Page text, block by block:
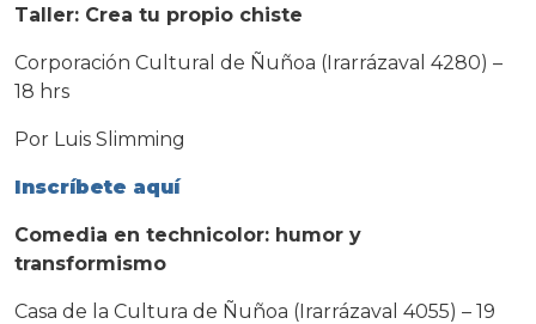
Taller: Crea tu propio chiste
Corporación Cultural de Ñuñoa (Irarrázaval 4280) –
18 hrs
Por Luis Slimming
Inscríbete aquí
Comedia en technicolor: humor y
transformismo
Casa de la Cultura de Ñuñoa (Irarrázaval 4055) – 19